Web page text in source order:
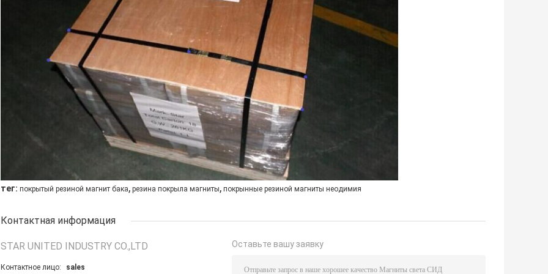
тег: покрытый резиной магнит бака, резина покрыла магниты, покрынные резиной магниты неодимия
Контактная информация
STAR UNITED INDUSTRY CO.,LTD
Контактное лицо: sales
Оставьте вашу заявку